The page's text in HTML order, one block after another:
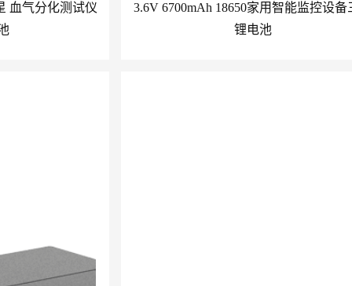
血气分化测试仪
3.6V 6700mAh 18650家用智能监控设备
锂电池